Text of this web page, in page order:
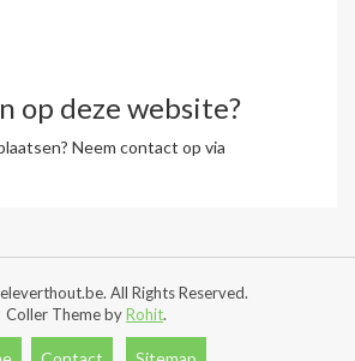
op deze website?
Neem contact op via
All Rights Reserved.
Coller Theme byRohit.